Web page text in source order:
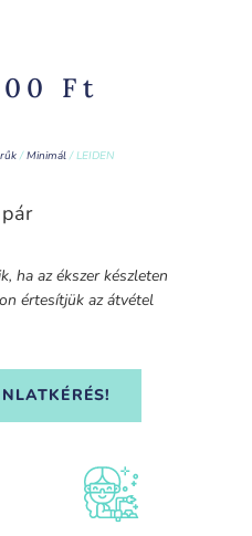
Ft
/Minimál/ LEIDEN
ha az ékszer készleten
értesítjük az átvétel